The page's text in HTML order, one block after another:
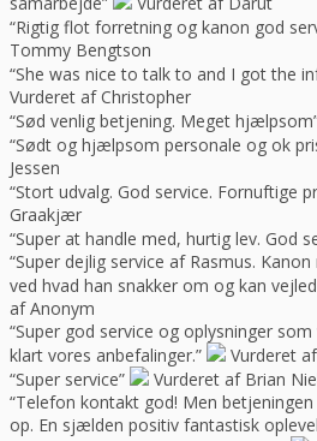
“Rigtig flot forretning og kanon god
Tommy Bengtson
“She was nice to talk to and I got the
Vurderet af Christopher
“Sød venlig betjening. Meget
“Sødt og hjælpsom personale og ok
Jessen
“Stort udvalg. God service. Fornuftige
Graakjær
“Super at handle med, hurtig lev. God
“Super dejlig service af Rasmus.
ved hvad han snakker om og kan
af Anonym
“Super god service og oplysninger
klart vores anbefalinger.”
Vurderet
“Super service”
Vurderet af Brian
“Telefon kontakt god! Men
op. En sjælden positiv fantastisk